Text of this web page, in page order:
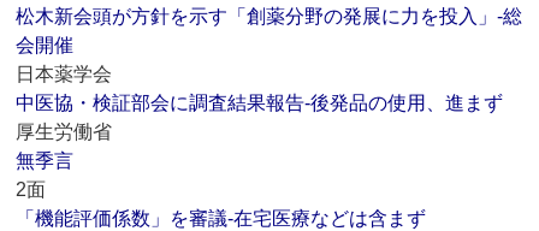
松木新会頭が方針を示す「創薬分野の発展に力を投入」‐総
会開催
日本薬学会
中医協・検証部会に調査結果報告‐後発品の使用、進まず
厚生労働省
無季言
2面
「機能評価係数」を審議‐在宅医療などは含まず